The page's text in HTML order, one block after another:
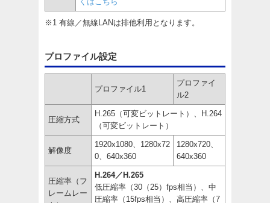
※1 有線／無線LANは排他利用となります。
プロファイル設定
プロファイル1
プロファイ
ル2
圧縮方式
H.265（可変ビットレート）、H.264
（可変ビットレート）
解像度
1920x1080、1280x72
0、640x360
1280x720、
640x360
圧縮率（フ
レームレー
H.264／H.265
低圧縮率（30（25）fps相当）、中
圧縮率（15fps相当）、高圧縮率（7